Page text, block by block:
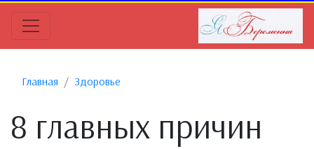
Главная Здоровье
8 главных причин